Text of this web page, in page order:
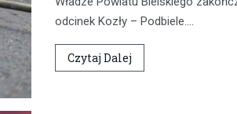
odcinek Kozły – Podbiele.…
Czytaj Dalej